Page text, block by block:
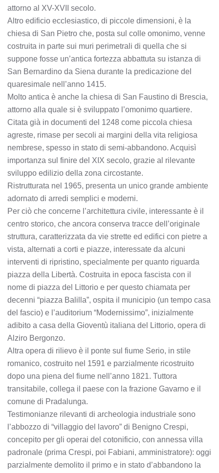
attorno al XV-XVII secolo.
Altro edificio ecclesiastico, di piccole dimensioni, è la
chiesa di San Pietro che, posta sul colle omonimo, venne
costruita in parte sui muri perimetrali di quella che si
suppone fosse un’antica fortezza abbattuta su istanza di
San Bernardino da Siena durante la predicazione del
quaresimale nell’anno 1415.
Molto antica è anche la chiesa di San Faustino di Brescia,
attorno alla quale si è sviluppato l’omonimo quartiere.
Citata già in documenti del 1248 come piccola chiesa
agreste, rimase per secoli ai margini della vita religiosa
nembrese, spesso in stato di semi-abbandono. Acquisì
importanza sul finire del XIX secolo, grazie al rilevante
sviluppo edilizio della zona circostante.
Ristrutturata nel 1965, presenta un unico grande ambiente
adornato di arredi semplici e moderni.
Per ciò che concerne l’architettura civile, interessante è il
centro storico, che ancora conserva tracce dell’originale
struttura, caratterizzata da vie strette ed edifici con pietre a
vista, alternati a corti e piazze, interessate da alcuni
interventi di ripristino, specialmente per quanto riguarda
piazza della Libertà. Costruita in epoca fascista con il
nome di piazza del Littorio e per questo chiamata per
decenni “piazza Balilla”, ospita il municipio (un tempo casa
del fascio) e l’auditorium “Modernissimo”, inizialmente
adibito a casa della Gioventù italiana del Littorio, opera di
Alziro Bergonzo.
Altra opera di rilievo è il ponte sul fiume Serio, in stile
romanico, costruito nel 1591 e parzialmente ricostruito
dopo una piena del fiume nell’anno 1821. Tuttora
transitabile, collega il paese con la frazione Gavarno e il
comune di Pradalunga.
Testimonianze rilevanti di archeologia industriale sono
l’abbozzo di “villaggio del lavoro” di Benigno Crespi,
concepito per gli operai del cotonificio, con annessa villa
padronale (prima Crespi, poi Fabiani, amministratore): oggi
parzialmente demolito il primo e in stato d’abbandono la